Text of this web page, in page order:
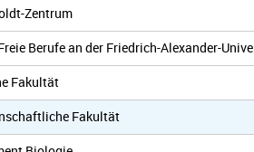
Zentrum
Berufe an der Friedrich-Alexander-
Fakultät
Fakultät